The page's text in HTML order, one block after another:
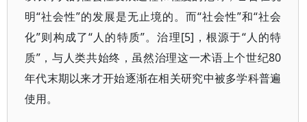
明“社会性”的发展是无止境的。而“社会性”和“社会
化”则构成了“人的特质”。治理[5]，根源于“人的特
质”，与人类共始终，虽然治理这一术语上个世纪80
年代末期以来才开始逐渐在相关研究中被多学科普遍
使用。